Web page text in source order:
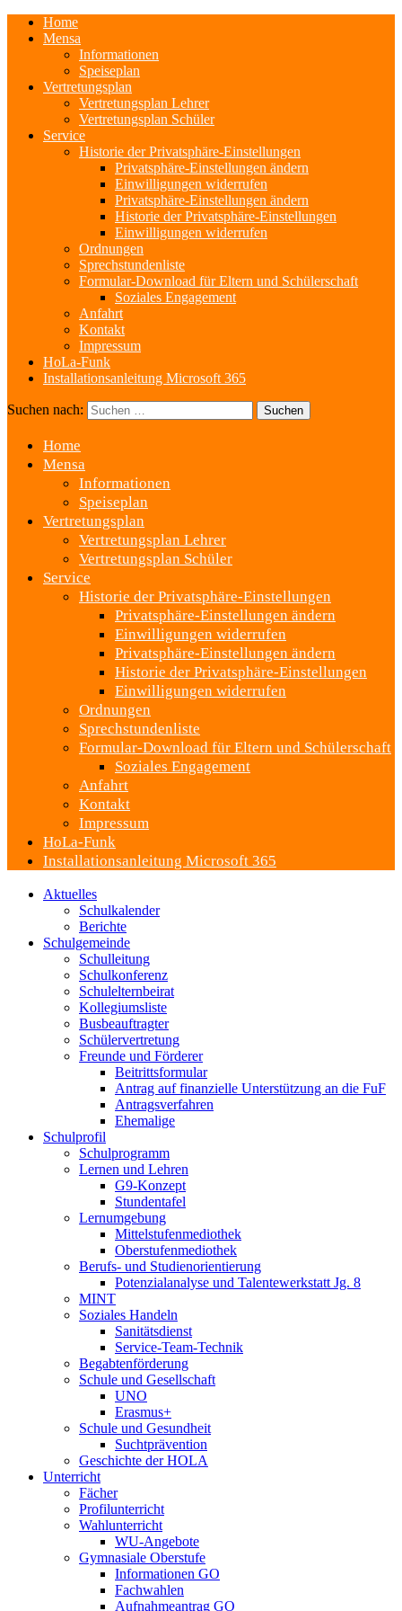
Home
Mensa
Informationen
Speiseplan
Vertretungsplan
Vertretungsplan Lehrer
Vertretungsplan Schüler
Service
Historie der Privatsphäre-Einstellungen
Privatsphäre-Einstellungen ändern
Einwilligungen widerrufen
Privatsphäre-Einstellungen ändern
Historie der Privatsphäre-Einstellungen
Einwilligungen widerrufen
Ordnungen
Sprechstundenliste
Formular-Download für Eltern und Schülerschaft
Soziales Engagement
Anfahrt
Kontakt
Impressum
HoLa-Funk
Installationsanleitung Microsoft 365
Suchen nach:
Home
Mensa
Informationen
Speiseplan
Vertretungsplan
Vertretungsplan Lehrer
Vertretungsplan Schüler
Service
Historie der Privatsphäre-Einstellungen
Privatsphäre-Einstellungen ändern
Einwilligungen widerrufen
Privatsphäre-Einstellungen ändern
Historie der Privatsphäre-Einstellungen
Einwilligungen widerrufen
Ordnungen
Sprechstundenliste
Formular-Download für Eltern und Schülerschaft
Soziales Engagement
Anfahrt
Kontakt
Impressum
HoLa-Funk
Installationsanleitung Microsoft 365
Aktuelles
Schulkalender
Berichte
Schulgemeinde
Schulleitung
Schulkonferenz
Schulelternbeirat
Kollegiumsliste
Busbeauftragter
Schülervertretung
Freunde und Förderer
Beitrittsformular
Antrag auf finanzielle Unterstützung an die FuF
Antragsverfahren
Ehemalige
Schulprofil
Schulprogramm
Lernen und Lehren
G9-Konzept
Stundentafel
Lernumgebung
Mittelstufenmediothek
Oberstufenmediothek
Berufs- und Studienorientierung
Potenzialanalyse und Talentewerkstatt Jg. 8
MINT
Soziales Handeln
Sanitätsdienst
Service-Team-Technik
Begabtenförderung
Schule und Gesellschaft
UNO
Erasmus+
Schule und Gesundheit
Suchtprävention
Geschichte der HOLA
Unterricht
Fächer
Profilunterricht
Wahlunterricht
WU-Angebote
Gymnasiale Oberstufe
Informationen GO
Fachwahlen
Aufnahmeantrag GO